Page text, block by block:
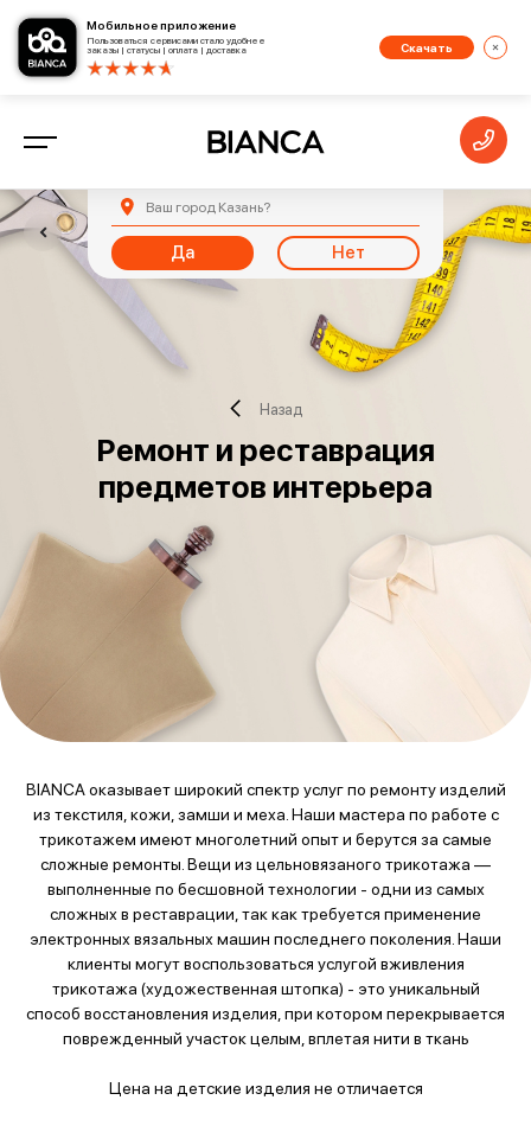
Мобильное приложение
Пользоваться сервисами стало удобнее
заказы | статусы | оплата | доставка
Скачать
Ваш город Казань?
Да Нет
Назад
Ремонт и реставрация
предметов интерьера
BIANCA оказывает широкий спектр услуг по ремонту изделий
из текстиля, кожи, замши и меха. Наши мастера по работе с
трикотажем имеют многолетний опыт и берутся за самые
сложные ремонты. Вещи из цельновязаного трикотажа —
выполненные по бесшовной технологии - одни из самых
сложных в реставрации, так как требуется применение
электронных вязальных машин последнего поколения. Наши
клиенты могут воспользоваться услугой вживления
трикотажа (художественная штопка) - это уникальный
способ восстановления изделия, при котором перекрывается
поврежденный участок целым, вплетая нити в ткань
Цена на детские изделия не отличается